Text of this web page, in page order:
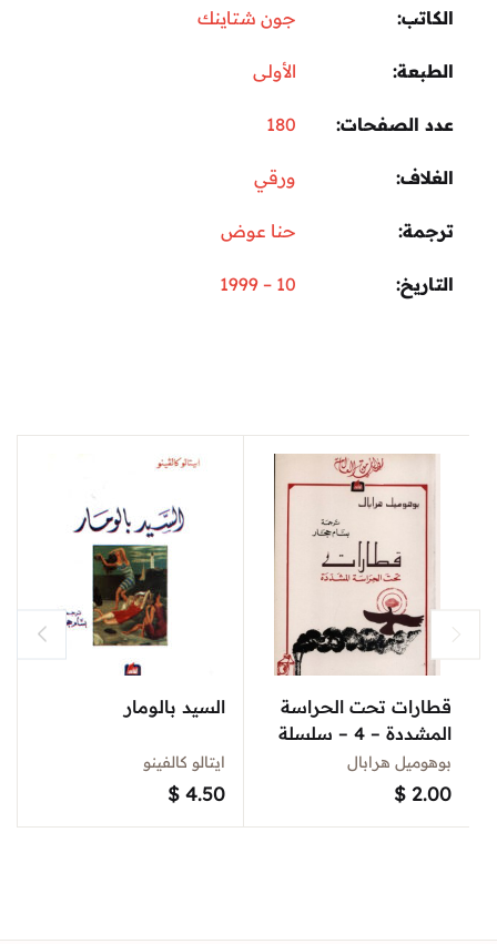
الكاتب جون شتاينك
الطبعة الأولى
عدد الصفحات 180
الغلاف ورقي
ترجمة حنا عوض
التاريخ 10 – 1999
السيد بالومار
ايتالو كالفينو
$ 4.50
قطارات تحت الحراسة
المشددة – 4 – سلسلة
روايات من العالم
بوهوميل هرابال
$ 2.00